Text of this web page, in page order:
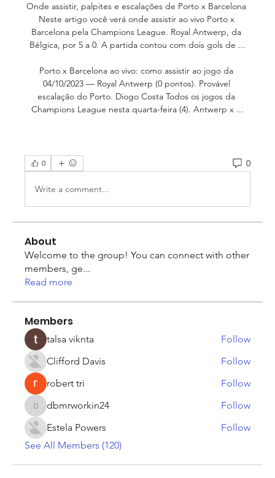
Onde assistir, palpites e escalações de Porto x Barcelona
Neste artigo você verá onde assistir ao vivo Porto x
Barcelona pela Champions League. Royal Antwerp, da
Bélgica, por 5 a 0. A partida contou com dois gols de ...
Porto x Barcelona ao vivo: como assistir ao jogo da
04/10/2023 — Royal Antwerp (0 pontos). Provável
escalação do Porto. Diogo Costa Todos os jogos da
Champions League nesta quarta-feira (4). Antwerp x ...
0 0
Write a comment...
About
Welcome to the group! You can connect with other
members, ge...
Read more
Members
talsa viknta
Follow
Clifford Davis
Follow
robert tri
Follow
dbmrworkin24
dbmrworkin24
Follow
Estela Powers
Follow
See All Members (120)